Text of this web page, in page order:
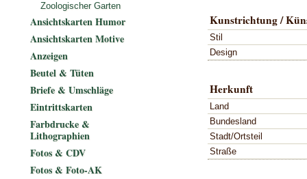
Kunstrichtung /
Stil
Design
Herkunft
Land
Bundesland
Stadt/Ortsteil
Straße
Zoologischer Garten
Ansichtskarten Humor
Ansichtskarten Motive
Anzeigen
Beutel & Tüten
Briefe & Umschläge
Eintrittskarten
Farbdrucke &
Lithographien
Fotos & CDV
Fotos & Foto-AK